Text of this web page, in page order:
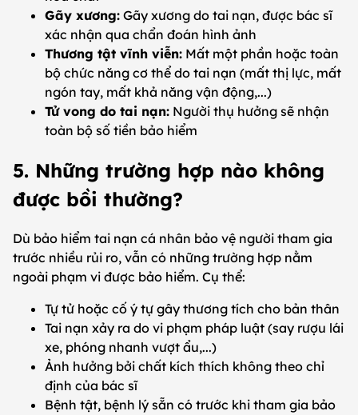
Gãy xương: Gãy xương do tai nạn, được bác sĩ
xác nhận qua chẩn đoán hình ảnh
Thương tật vĩnh viễn: Mất một phần hoặc toàn
bộ chức năng cơ thể do tai nạn (mất thị lực, mất
ngón tay, mất khả năng vận động,...)
Tử vong do tai nạn: Người thụ hưởng sẽ nhận
toàn bộ số tiền bảo hiểm
5. Những trường hợp nào không
được bồi thường?
Dù bảo hiểm tai nạn cá nhân bảo vệ người tham gia
trước nhiều rủi ro, vẫn có những trường hợp nằm
ngoài phạm vi được bảo hiểm. Cụ thể:
Tự tử hoặc cố ý tự gây thương tích cho bản thân
Tai nạn xảy ra do vi phạm pháp luật (say rượu lái
xe, phóng nhanh vượt ẩu,...)
Ảnh hưởng bởi chất kích thích không theo chỉ
định của bác sĩ
Bệnh tật, bệnh lý sẵn có trước khi tham gia bảo